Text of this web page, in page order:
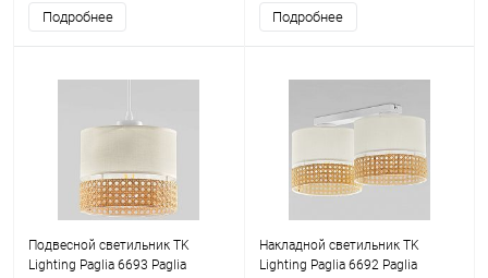
Подробнее Подробнее
Подвесной светильник TK
Lighting Paglia 6693 Paglia
Накладной светильник TK
Lighting Paglia 6692 Paglia